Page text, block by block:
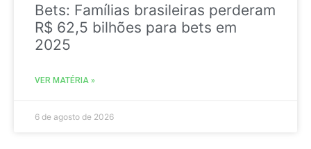
Bets: Famílias brasileiras perderam
R$ 62,5 bilhões para bets em
2025
VER MATÉRIA »
6 de agosto de 2026